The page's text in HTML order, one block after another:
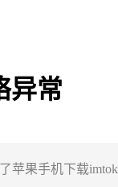
异常
苹果手机下载